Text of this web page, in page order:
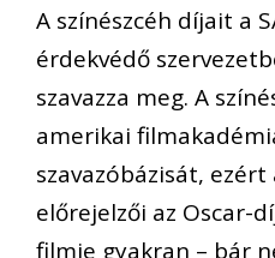
A színészcéh díjait a
érdekvédő
szavazza meg. A
amerikai
szavazóbázisát, ezért
előrejelzői az Oscar-
filmje gyakran – bár